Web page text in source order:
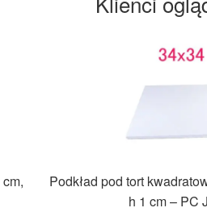
Podkład pod tort
h 1 cm – PC